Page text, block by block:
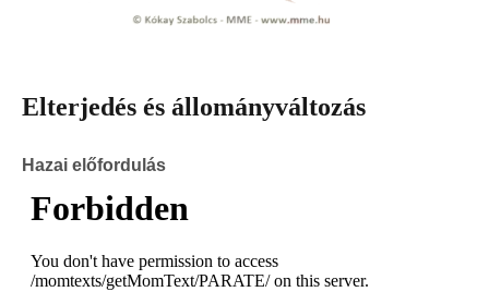
Elterjedés és állományváltozás
Hazai előfordulás